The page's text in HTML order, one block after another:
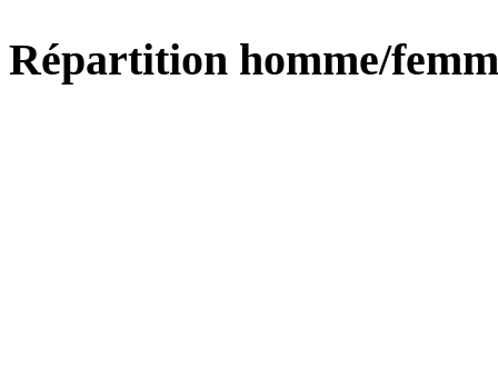
Répartition homme/